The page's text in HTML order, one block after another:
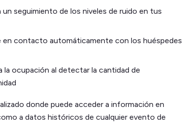
un seguimiento de los niveles de ruido en tus
en contacto automáticamente con los huéspedes
la ocupación al detectar la cantidad de
donde puede acceder a información en
a datos históricos de cualquier evento de